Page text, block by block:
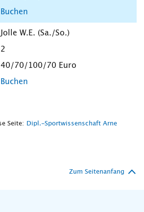
Buchen
Jolle W.E. (Sa./So.)
2
40/70/100/70 Euro
Buchen
Seite:
Dipl.-Sportwissenschaft Arne
Zum Seitenanfang